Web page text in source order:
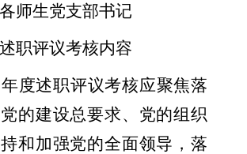
师生党支部书记
职评议考核内容
年度述职评议考核应聚焦落
的建设总要求、党的组织
和加强党的全面领导，落